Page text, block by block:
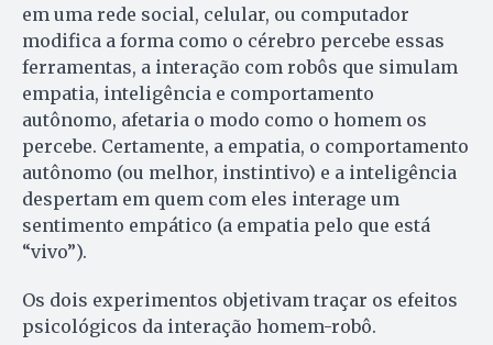
em uma rede social, celular, ou computador
modifica a forma como o cérebro percebe essas
ferramentas, a interação com robôs que simulam
empatia, inteligência e comportamento
autônomo, afetaria o modo como o homem os
percebe. Certamente, a empatia, o comportamento
autônomo (ou melhor, instintivo) e a inteligência
despertam em quem com eles interage um
sentimento empático (a empatia pelo que está
“vivo”).
Os dois experimentos objetivam traçar os efeitos
psicológicos da interação homem-robô.